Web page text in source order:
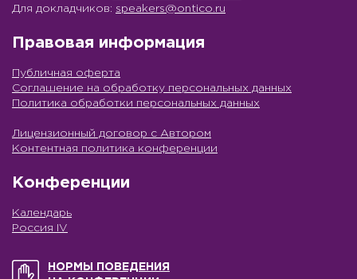
Для докладчиков: speakers@ontico.ru
Конференции
Календарь
Россия IV
НОРМЫ ПОВЕДЕНИЯ
Правовая информация
Публичная оферта
Соглашение на обработку персональных данных
Политика обработки персональных данных
Лицензионный договор с Автором
Контентная политика конференции